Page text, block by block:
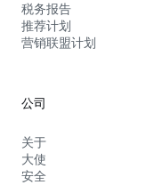
税务报告
推荐计划
营销联盟计划
公司
关于
大使
安全